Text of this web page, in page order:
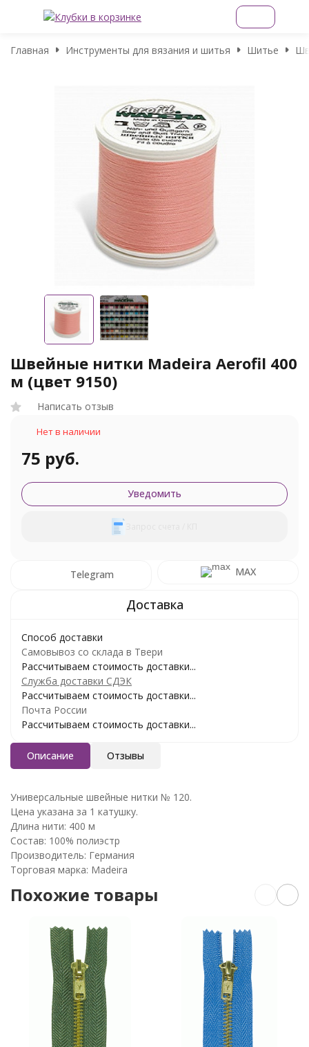
Главная Инструменты для вязания и шитья Шитье
Швейные нитки Madeira Aerofil 400
м (цвет 9150)
Написать отзыв
Нет в наличии
75 руб.
Уведомить
Telegram MAX
Способ доставки
Самовывоз со склада в Твери
Рассчитываем стоимость доставки...
Служба доставки СДЭК
Рассчитываем стоимость доставки...
Почта России
Рассчитываем стоимость доставки...
Описание Отзывы
Универсальные швейные нитки № 120.
Цена указана за 1 катушку.
Длина нити: 400 м
Состав: 100% полиэстр
Производитель: Германия
Торговая марка: Madeira
Похожие товары